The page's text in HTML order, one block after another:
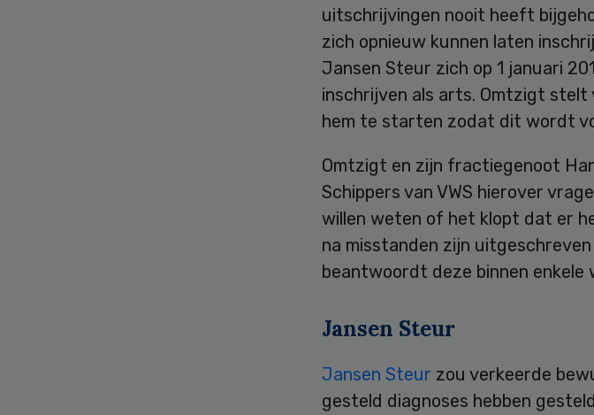
uitschrijvingen nooit heeft
zich opnieuw kunnen laten
Jansen Steur zich op 1 januari
inschrijven als arts. Omtzigt
hem te starten zodat dit wordt
Omtzigt en zijn fractiegenoot
Schippers van VWS hierover
willen weten of het klopt dat er
na misstanden zijn
beantwoordt deze binnen enkele
Jansen Steur
Jansen Steur zou verkeerde
gesteld diagnoses hebben